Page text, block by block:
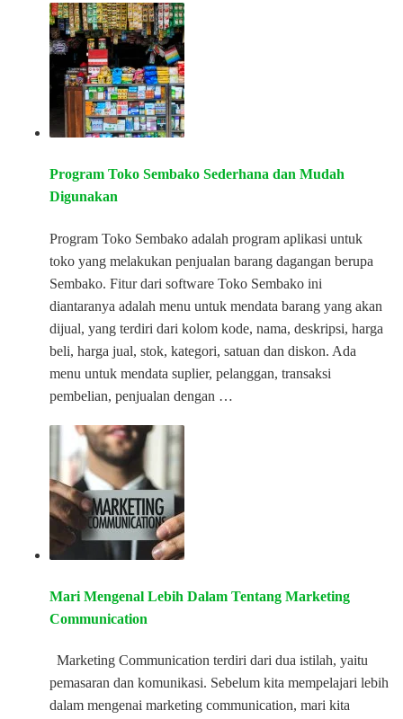
Program Toko Sembako Sederhana dan Mudah
Digunakan
Program Toko Sembako adalah program aplikasi untuk
toko yang melakukan penjualan barang dagangan berupa
Sembako. Fitur dari software Toko Sembako ini
diantaranya adalah menu untuk mendata barang yang akan
dijual, yang terdiri dari kolom kode, nama, deskripsi, harga
beli, harga jual, stok, kategori, satuan dan diskon. Ada
menu untuk mendata suplier, pelanggan, transaksi
pembelian, penjualan dengan …
Mari Mengenal Lebih Dalam Tentang Marketing
Communication
Marketing Communication terdiri dari dua istilah, yaitu
pemasaran dan komunikasi. Sebelum kita mempelajari lebih
dalam mengenai marketing communication, mari kita